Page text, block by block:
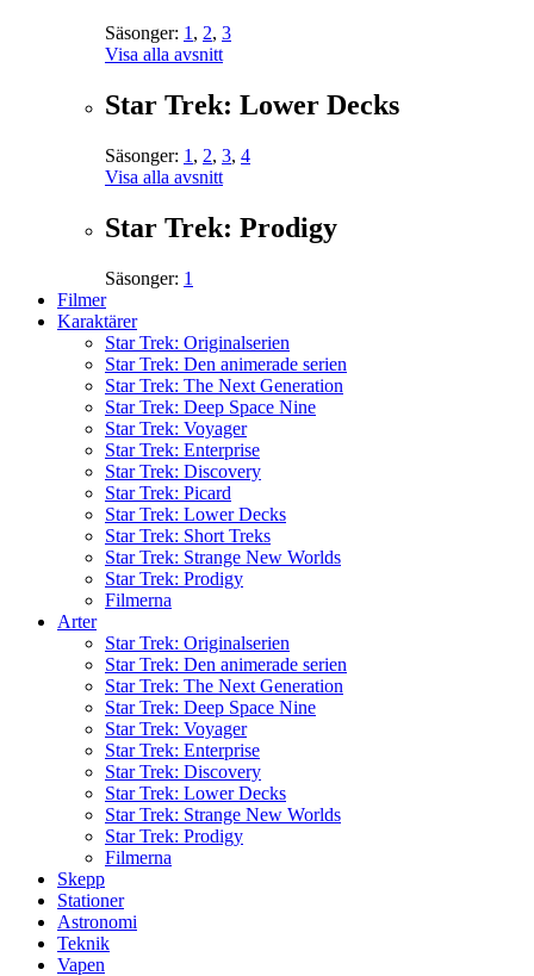
Säsonger: 1 , 2, 3
Visa alla avsnitt
Star Trek: Lower Decks
Säsonger: 1 , 2, 3, 4
Visa alla avsnitt
Star Trek: Prodigy
Säsonger: 1
Filmer
Karaktärer
Star Trek: Originalserien
Star Trek: Den animerade serien
Star Trek: The Next Generation
Star Trek: Deep Space Nine
Star Trek: Voyager
Star Trek: Enterprise
Star Trek: Discovery
Star Trek: Picard
Star Trek: Lower Decks
Star Trek: Short Treks
Star Trek: Strange New Worlds
Star Trek: Prodigy
Filmerna
Arter
Star Trek: Originalserien
Star Trek: Den animerade serien
Star Trek: The Next Generation
Star Trek: Deep Space Nine
Star Trek: Voyager
Star Trek: Enterprise
Star Trek: Discovery
Star Trek: Lower Decks
Star Trek: Strange New Worlds
Star Trek: Prodigy
Filmerna
Skepp
Stationer
Astronomi
Teknik
Vapen